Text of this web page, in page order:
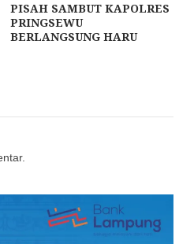
PISAH SAMBUT KAPOLRES
PRINGSEWU
BERLANGSUNG HARU